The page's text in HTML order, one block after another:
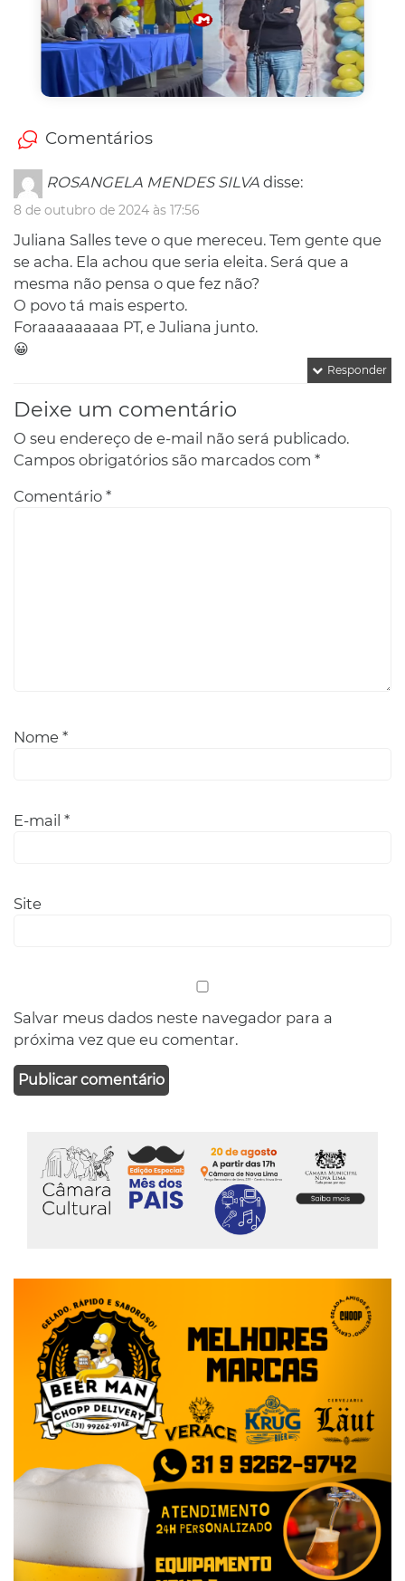
Comentários
ROSANGELA MENDES SILVA disse:
8 de outubro de 2024 às 17:56
Juliana Salles teve o que mereceu. Tem gente que
se acha. Ela achou que seria eleita. Será que a
mesma não pensa o que fez não?
O povo tá mais esperto.
Foraaaaaaaaa PT, e Juliana junto.
😀
Responder
Deixe um comentário
O seu endereço de e-mail não será publicado.
Campos obrigatórios são marcados com *
Comentário *
Nome *
E-mail *
Site
Salvar meus dados neste navegador para a
próxima vez que eu comentar.